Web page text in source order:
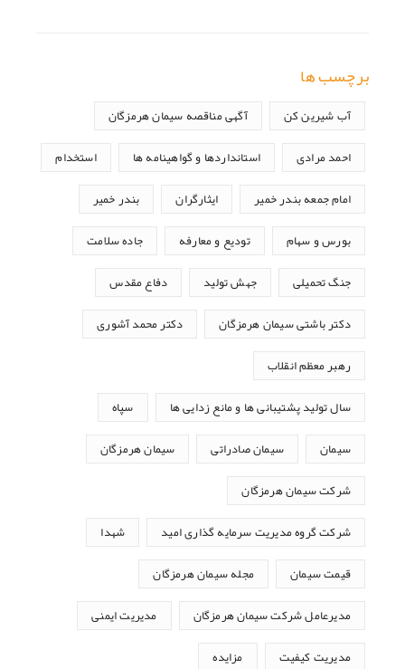
برچسب ها
آب شیرین کن آگهی مناقصه سیمان هرمزگان
احمد مرادی استانداردها و گواهینامه ها استخدام
امام جمعه بندر خمیر ایثارگران بندر خمیر
بورس و سهام تودیع و معارفه جاده سلامت
جنگ تحمیلی جهش تولید دفاع مقدس
دکتر باشتی سیمان هرمزگان دکتر محمد آشوری
رهبر معظم انقلاب
سال تولید پشتیبانی ها و مانع زدایی ها سپاه
سیمان سیمان صادراتی سیمان هرمزگان
شرکت سیمان هرمزگان
شرکت گروه مدیریت سرمایه گذاری امید شهدا
قیمت سیمان مجله سیمان هرمزگان
مدیرعامل شرکت سیمان هرمزگان مدیریت ایمنی
مدیریت کیفیت مزایده